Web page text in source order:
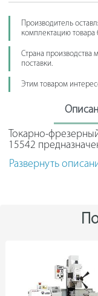
Производитель
комплектацию
Страна производства
поставки.
Этим товаром
Токарно-
15542
дюймовой резьбы,
увеличенного
на производствах.
поглощает
Фрезерная голова
двигателем.
при помощи
Развернуть